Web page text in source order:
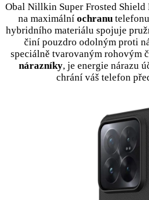
Obal Nillkin Super Frosted Shield
na maximální ochranu
hybridního materiálu spojuje
činí pouzdro odolným proti
speciálně tvarovaným rohovým
nárazníky, je energie nárazu
chrání váš telefon